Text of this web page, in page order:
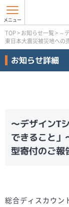
TOP>お知らせ一覧> ～
東日本大震災被災地への
お知らせ詳細
～デザインT
できること」
型寄付のご報
総合ディスカウン